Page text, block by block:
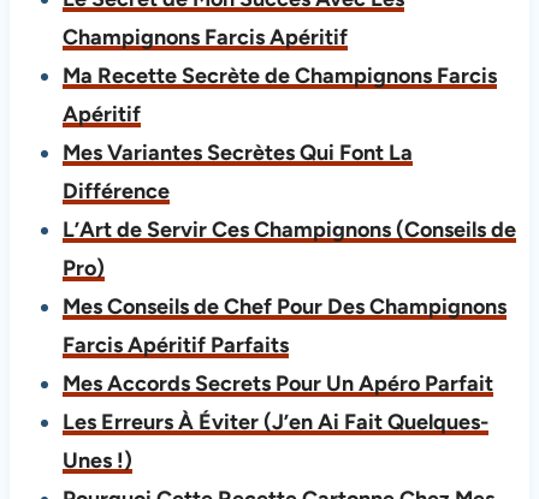
Champignons Farcis Apéritif
Ma Recette Secrète de Champignons Farcis
Apéritif
Mes Variantes Secrètes Qui Font La
Différence
L’Art de Servir Ces Champignons (Conseils de
Pro)
Mes Conseils de Chef Pour Des Champignons
Farcis Apéritif Parfaits
Mes Accords Secrets Pour Un Apéro Parfait
Les Erreurs À Éviter (J’en Ai Fait Quelques-
Unes !)